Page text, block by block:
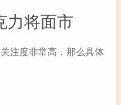
力将面市
注度非常高，那么具体